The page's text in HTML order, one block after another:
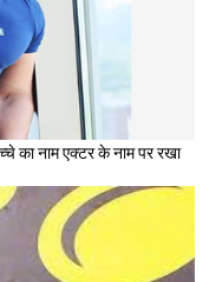
ने अपने बच्चे का नाम एक्टर के नाम पर रखा